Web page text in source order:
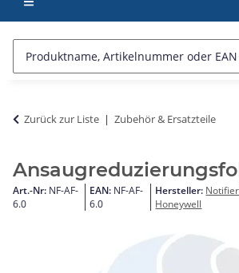
Zurück zur Liste Zubehör & Ersatzteile
Art.-Nr: NF-AF-
6.0
EAN: NF-AF-
6.0
Hersteller:
Honeywell